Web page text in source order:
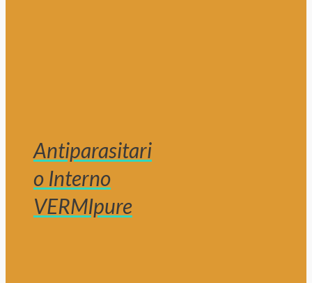
Antiparasitari
o Interno
VERMIpure